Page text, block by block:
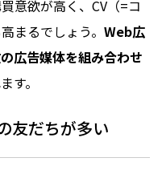
意欲が高く、CV（=コ
まるでしょう。 Web広
広告媒体を組み合わせ
す。
友だちが多い